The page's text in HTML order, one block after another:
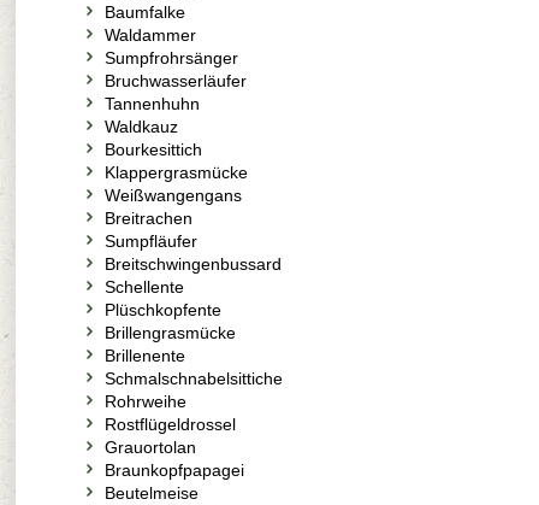
Baumfalke
Waldammer
Sumpfrohrsänger
Bruchwasserläufer
Tannenhuhn
Waldkauz
Bourkesittich
Klappergrasmücke
Weißwangengans
Breitrachen
Sumpfläufer
Breitschwingenbussard
Schellente
Plüschkopfente
Brillengrasmücke
Brillenente
Schmalschnabelsittiche
Rohrweihe
Rostflügeldrossel
Grauortolan
Braunkopfpapagei
Beutelmeise